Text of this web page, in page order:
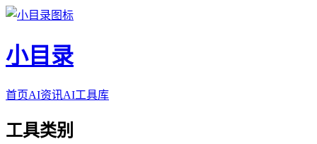
小目录
首页AI资讯AI工具库
工具类别